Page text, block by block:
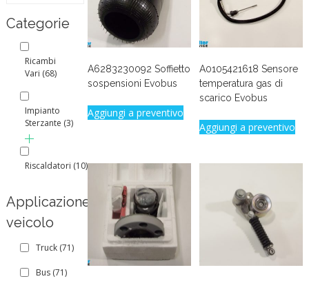
A6283230092 Soffietto
sospensioni Evobus
Aggiungi a preventivo
A0105421618 Sensore
temperatura gas di
scarico Evobus
Aggiungi a preventivo
Categorie
Ricambi
Vari (68)
Impianto
Sterzante (3)
Riscaldatori (10)
Applicazione
veicolo
Truck (71)
Bus (71)